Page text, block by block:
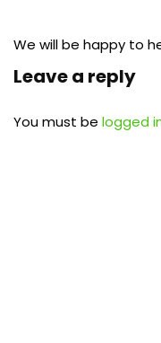
We will be happy to
Leave a reply
You must be logged